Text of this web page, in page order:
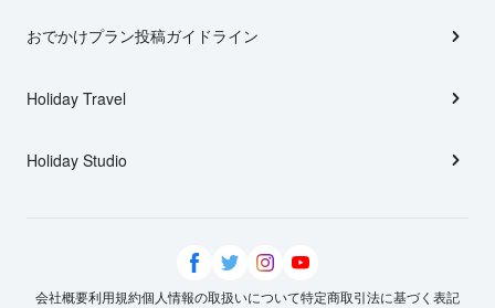
おでかけプラン投稿ガイドライン
Holiday Travel
Holiday Studio
会社概要利用規約個人情報の取扱いについて特定商取引法に基づく表記